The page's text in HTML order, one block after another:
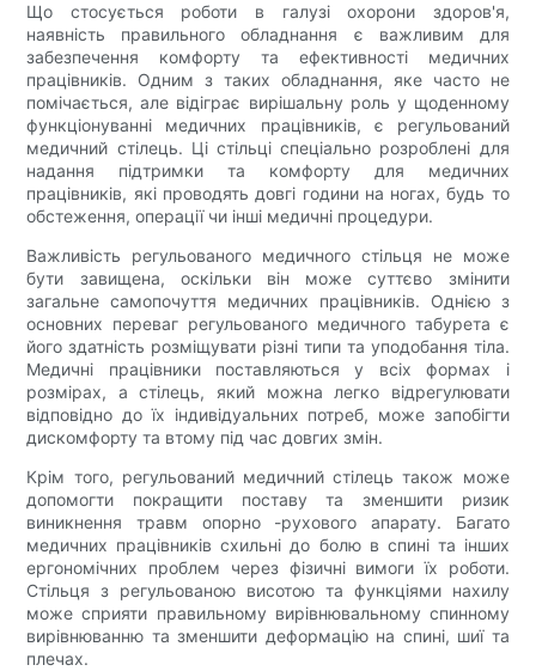
Що стосується роботи в галузі охорони здоров'я,
наявність правильного обладнання є важливим для
забезпечення комфорту та ефективності медичних
працівників. Одним з таких обладнання, яке часто не
помічається, але відіграє вирішальну роль у щоденному
функціонуванні медичних працівників, є регульований
медичний стілець. Ці стільці спеціально розроблені для
надання підтримки та комфорту для медичних
працівників, які проводять довгі години на ногах, будь то
обстеження, операції чи інші медичні процедури.
Важливість регульованого медичного стільця не може
бути завищена, оскільки він може суттєво змінити
загальне самопочуття медичних працівників. Однією з
основних переваг регульованого медичного табурета є
його здатність розміщувати різні типи та уподобання тіла.
Медичні працівники поставляються у всіх формах і
розмірах, а стілець, який можна легко відрегулювати
відповідно до їх індивідуальних потреб, може запобігти
дискомфорту та втому під час довгих змін.
Крім того, регульований медичний стілець також може
допомогти покращити поставу та зменшити ризик
виникнення травм опорно -рухового апарату. Багато
медичних працівників схильні до болю в спині та інших
ергономічних проблем через фізичні вимоги їх роботи.
Стільця з регульованою висотою та функціями нахилу
може сприяти правильному вирівнювальному спинному
вирівнюванню та зменшити деформацію на спині, шиї та
плечах.